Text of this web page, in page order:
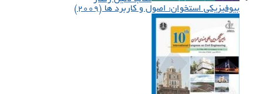
بیوفیزیکی استخوان: اصول و کاربرد ها (۲۰۰۹)